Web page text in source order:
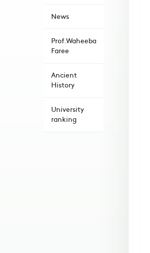
News
Prof.Waheeba
Faree
Ancient
History
University
ranking